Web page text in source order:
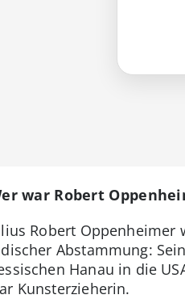
war Robert
Robert Oppenheimer
Abstammung:
Hanau in die
Kunsterzieherin.